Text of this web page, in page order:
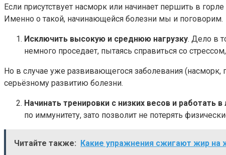
Если присутствует насморк или начинает першить в
Именно о такой, начинающейся болезни мы и поговорим.
Исключить высокую и среднюю нагрузку. Дело в
немного проседает, пытаясь справиться со
Но в случае уже развивающегося заболевания
серьёзному развитию болезни.
Начинать тренировки с низких весов и работать
по иммунитету, зато позволит не потерять
Читайте также: Какие упражнения сжигают жир на